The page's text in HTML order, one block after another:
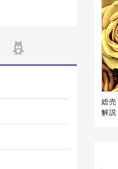
総
解説